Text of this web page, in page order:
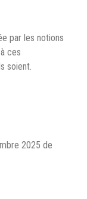
par les notions
ces
soient.
2025 de